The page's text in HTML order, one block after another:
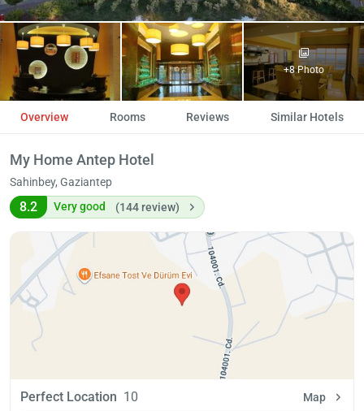
+8 Photo
Overview Rooms Reviews Similar Hotels
My Home Antep Hotel
Sahinbey, Gaziantep
8.2 Very good (144 review)
Perfect Location 10 Map